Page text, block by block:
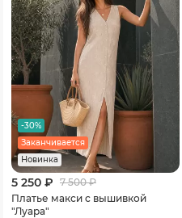
-30%
Заканчивается
Новинка
5 250 ₽ 7 500₽
Платье макси с вышивкой
"Луара"